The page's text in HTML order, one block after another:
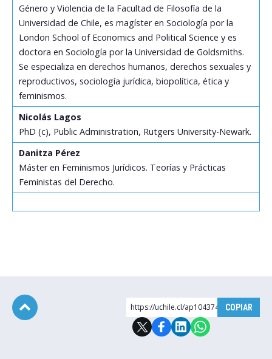
Género y Violencia de la Facultad de Filosofía de la
Universidad de Chile, es magíster en Sociología por la
London School of Economics and Political Science y es
doctora en Sociología por la Universidad de Goldsmiths.
Se especializa en derechos humanos, derechos sexuales y
reproductivos, sociología jurídica, biopolítica, ética y
feminismos.
Nicolás Lagos
PhD (c), Public Administration, Rutgers University-Newark.
Danitza Pérez
Máster en Feminismos Jurídicos. Teorías y Prácticas
Feministas del Derecho.
https://uchile.cl/ap104374 COPIAR